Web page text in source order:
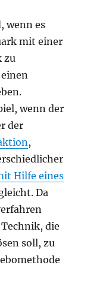
wenn es
mit einer
zu
wenn der
der
,
Hilfe eines
Da
die
soll, zu